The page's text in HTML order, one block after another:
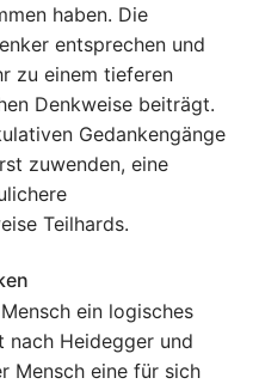
haben. Die
entsprechen und
zu einem tieferen
Denkweise beiträgt.
Gedankengänge
zuwenden, eine
Teilhards.
ein logisches
nach Heidegger und
Mensch eine für sich